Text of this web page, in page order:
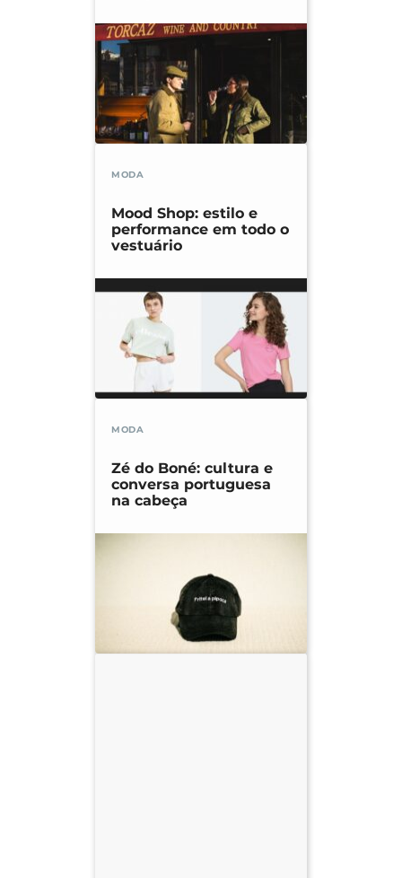
MODA
Mood Shop: estilo e
performance em todo o
vestuário
MODA
Zé do Boné: cultura e
conversa portuguesa
na cabeça